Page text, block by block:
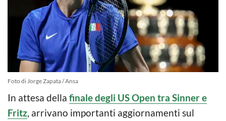
Foto di Jorge Zapata / Ansa
In attesa della finale degli US Open tra Sinner e
Fritz, arrivano importanti aggiornamenti sul